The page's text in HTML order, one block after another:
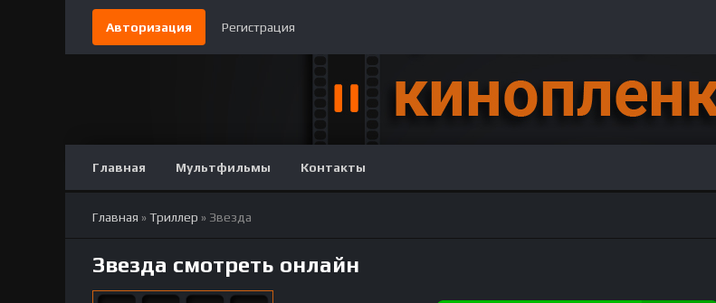
Авторизация Регистрация
Главная Мультфильмы Контакты
Главная »Триллер » Звезда
Звезда смотреть онлайн